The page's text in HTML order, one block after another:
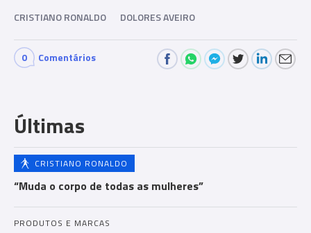
CRISTIANO RONALDO DOLORES AVEIRO
0
ts
Comentários
Últimas
CRISTIANO RONALDO
“Muda o corpo de todas as mulheres”
PRODUTOS E MARCAS